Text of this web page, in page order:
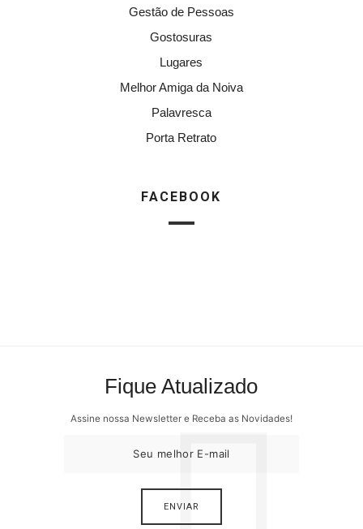
Gestão de Pessoas
Gostosuras
Lugares
Melhor Amiga da Noiva
Palavresca
Porta Retrato
FACEBOOK
Fique Atualizado
Assine nossa Newsletter e Receba as Novidades!